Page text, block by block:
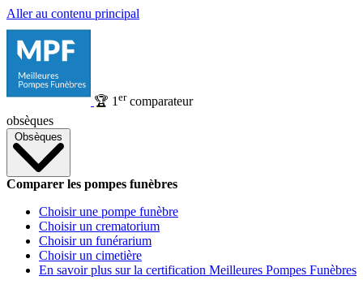
Aller au contenu principal
🏆 1 ercomparateur
obsèques
Obsèques
Comparer les pompes funèbres
Choisir une pompe funèbre
Choisir un crematorium
Choisir un funérarium
Choisir un cimetière
En savoir plus sur la certification Meilleures Pompes Funèbres